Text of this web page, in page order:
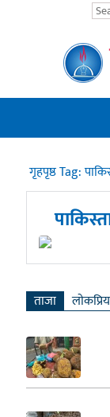
गृहपृष्ठTag:
ताजा लाेकप्रिय